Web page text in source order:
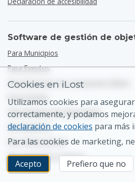
Software de gestión de
Para Municipios
Para Eventos
Para Empresas De Transporte Público
Para Hoteles
Para Parques De Atracciones
Por Negocios
Nos Vemos En G2
Nos Vemos En Capterra
Cookies en iLost
Utilizamos cookies para
correctamente, y podamos
declaración de cookies para más
Para las cookies de marketing,
Acepto
Prefiero que no